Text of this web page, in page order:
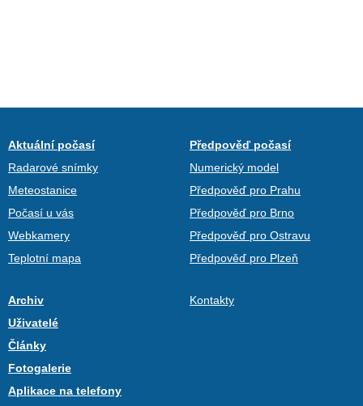
Aktuální počasí
Radarové snímky
Meteostanice
Počasí u vás
Webkamery
Teplotní mapa
Předpověď počasí
Numerický model
Předpověď pro Prahu
Předpověď pro Brno
Předpověď pro Ostravu
Předpověď pro Plzeň
Archiv
Uživatelé
Články
Fotogalerie
Aplikace na telefony
Kontakty